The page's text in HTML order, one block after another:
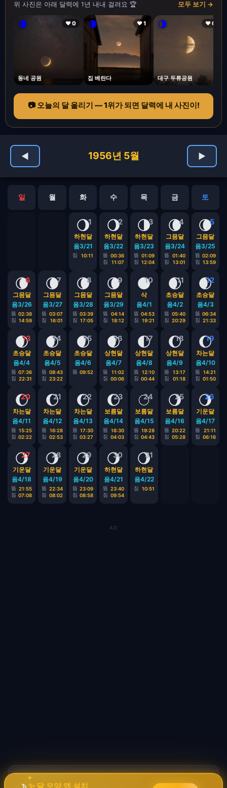
위 사진은 아래 달력에 1년 내내 걸려요 🏆
모두 보기 →
🌘 ❤ 0
동네 공원
🌘 ❤ 1
집 베란다
🌗 ❤ 0
대구 두류공원
📷 오늘의 달 올리기 — 1위가 되면 달력에 내 사진이!
◀ 1956년 5월 ▶
일 월 화 수 목 금 토
1
🌖
하현달
음3/21
짐 10:11
2
🌖
하현달
음3/22
뜸 00:36
짐
11:07
3
🌗
하현달
음3/23
뜸 01:09
짐 12:04
4
🌘
그믐달
음3/24
뜸
01:40
짐
13:01
5
🌘
그믐달
음3/25
뜸 02:09
짐 13:59
6
🌘
그믐달
음3/26
뜸 02:38
짐 14:59
7
🌘
그믐달
음3/27
뜸 03:07
짐
16:01
8
🌘
그믐달
음3/28
뜸 03:39
짐 17:05
9
🌘
그믐달
음3/29
뜸
04:14
짐
18:12
10
🌑
삭
음4/1
뜸 04:53
짐
19:21
11
🌒
초승달
음4/2
뜸 05:40
짐 20:29
12
🌒
초승달
음4/3
뜸 06:34
짐 21:33
13
🌒
초승달
음4/4
뜸 07:36
짐 22:31
14
🌒
초승달
음4/5
뜸 08:43
짐 23:22
15
🌒
초승달
음4/6
뜸 09:52
16
🌒
상현달
음4/7
뜸
11:02
짐 00:06
17
🌓
상현달
음4/8
뜸
12:10
짐 00:44
18
🌔
상현달
음4/9
뜸
13:17
짐
01:18
19
🌔
차는달
음4/10
뜸
14:21
짐 01:50
20
🌔
차는달
음4/11
뜸 15:25
짐 02:22
21
🌔
차는달
음4/12
뜸
16:28
짐 02:53
22
🌔
차는달
음4/13
뜸 17:30
짐 03:27
23
🌔
보름달
음4/14
뜸
18:30
짐 04:03
24
🌕
보름달
음4/15
뜸 19:28
짐 04:43
25
🌖
보름달
음4/16
뜸 20:22
짐 05:28
26
🌖
기운달
음4/17
뜸
21:11
짐 06:16
27
🌖
기운달
음4/18
뜸 21:55
짐 07:08
28
🌖
기운달
음4/19
뜸 22:34
짐 08:02
29
🌖
기운달
음4/20
뜸 23:09
짐 08:58
30
🌖
하현달
음4/21
뜸 23:40
짐 09:54
31
🌖
하현달
음4/22
짐 10:51
AD
🚀바이브코딩 배워서 돈 벌자
코딩 몰라도 AI로 자동화 수익 시스템 구축 · 무료
✦ ✧